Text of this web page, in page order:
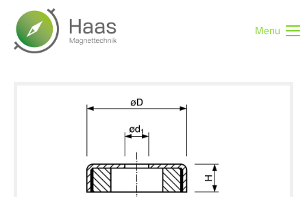
Login Menu